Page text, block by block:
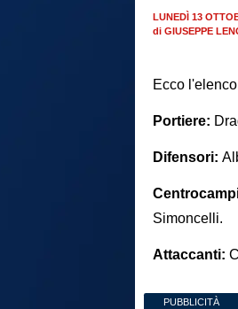
LUNEDÌ 13
di GIUSEPPE
Ecco
Portiere:
Difensori:
Simoncelli.
Attaccanti:
PUBBLICITÀ